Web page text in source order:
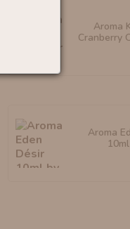
Aroma
Cranberry
Aroma